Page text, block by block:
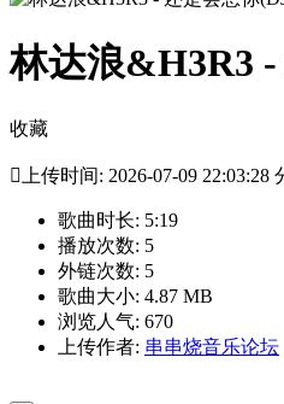
林达浪&H3R3 -
收藏
 上传时间: 2026-07-09 22:03:28
歌曲时长: 5:19
播放次数: 5
外链次数: 5
歌曲大小: 4.87 MB
浏览人气: 670
上传作者: 串串烧音乐论坛